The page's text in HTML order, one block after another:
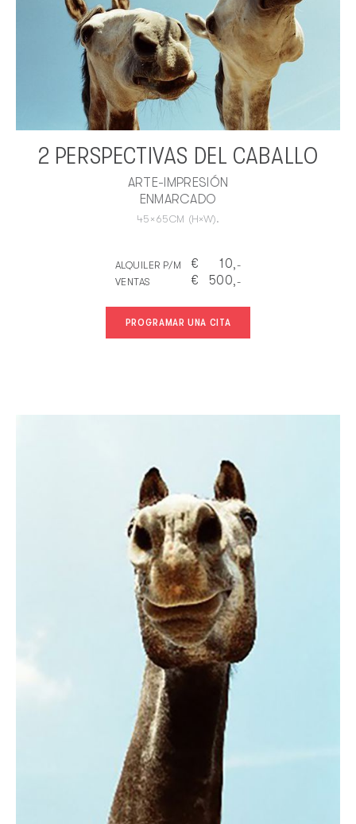
2 PERSPECTIVAS DEL CABALLO
ARTE-IMPRESIÓN
ENMARCADO
45 × 65CM (H×W).
ALQUILER P/M € 10,-
VENTAS
€ 500,-
PROGRAMAR UNA CITA